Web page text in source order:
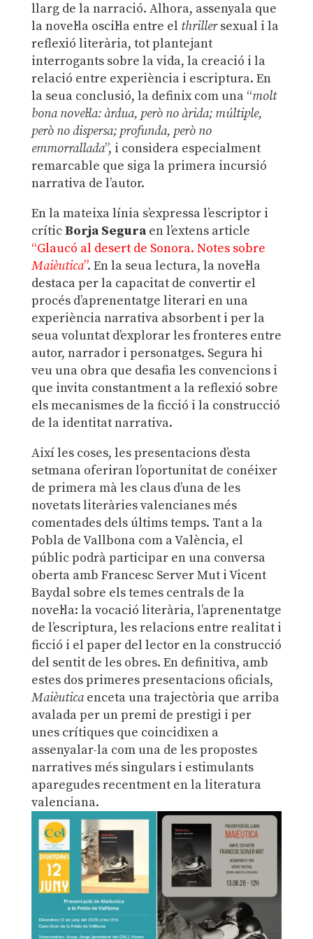
llarg de la narració. Alhora, assenyala que
la novel·la oscil·la entre el thrillersexual i la
reflexió literària, tot plantejant
interrogants sobre la vida, la creació i la
relació entre experiència i escriptura. En
la seua conclusió, la definix com una “molt
bona novel·la: àrdua, però no àrida; múltiple,
però no dispersa; profunda, però no
emmorrallada”, i considera especialment
remarcable que siga la primera incursió
narrativa de l’autor.
En la mateixa línia s’expressa l’escriptor i
críticBorja Seguraen l’extens article
“Glaucó al desert de Sonora. Notes sobre
Maièutica”. En la seua lectura, la novel·la
destaca per la capacitat de convertir el
procés d’aprenentatge literari en una
experiència narrativa absorbent i per la
seua voluntat d’explorar les fronteres entre
autor, narrador i personatges. Segura hi
veu una obra que desafia les convencions i
que invita constantment a la reflexió sobre
els mecanismes de la ficció i la construcció
de la identitat narrativa.
Així les coses, les presentacions d’esta
setmana oferiran l’oportunitat de conéixer
de primera mà les claus d’una de les
novetats literàries valencianes més
comentades dels últims temps. Tant a la
Pobla de Vallbona com a València, el
públic podrà participar en una conversa
oberta amb Francesc Server Mut i Vicent
Baydal sobre els temes centrals de la
novel·la: la vocació literària, l’aprenentatge
de l’escriptura, les relacions entre realitat i
ficció i el paper del lector en la construcció
del sentit de les obres. En definitiva, amb
estes dos primeres presentacions oficials,
Maièuticaenceta una trajectòria que arriba
avalada per un premi de prestigi i per
unes crítiques que coincidixen a
assenyalar-la com una de les propostes
narratives més singulars i estimulants
aparegudes recentment en la literatura
valenciana.